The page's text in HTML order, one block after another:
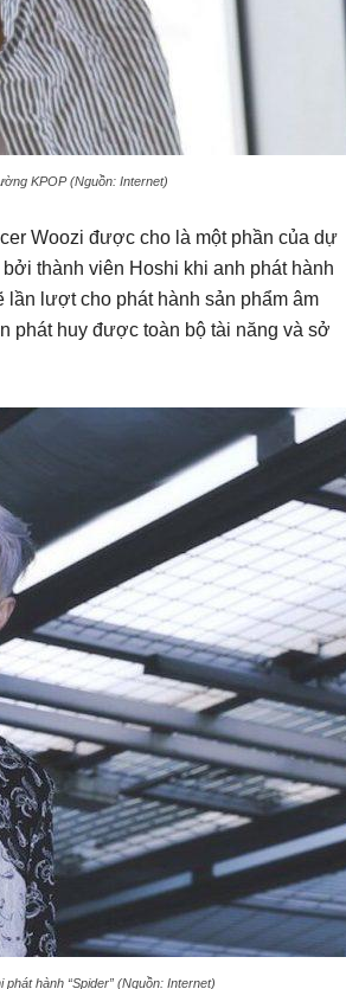
KPOP (Nguồn: Internet)
Woozi được cho là một phần của dự
thành viên Hoshi khi anh phát hành
lần lượt cho phát hành sản phẩm âm
phát huy được toàn bộ tài năng và sở
hành “Spider” (Nguồn: Internet)